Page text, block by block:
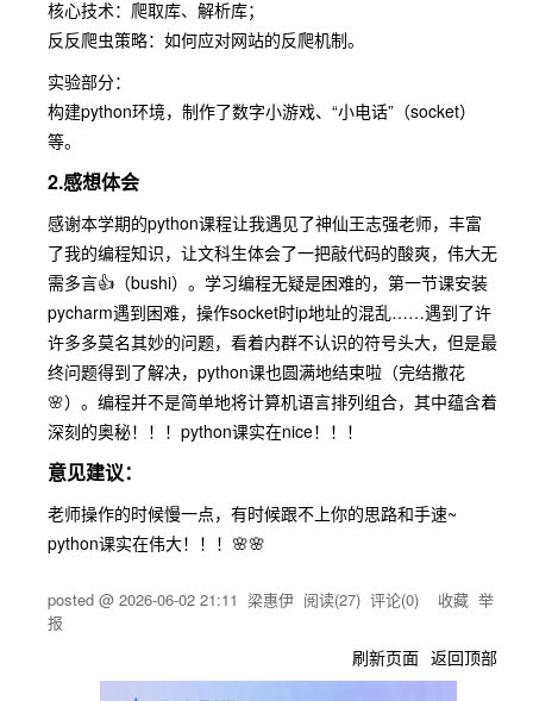
核心技术：爬取库、解析库；
反反爬虫策略：如何应对网站的反爬机制。
实验部分：
构建python环境，制作了数字小游戏、“小电话”（socket）
等。
2.感想体会
感谢本学期的python课程让我遇见了神仙王志强老师，丰富
了我的编程知识，让文科生体会了一把敲代码的酸爽，伟大无
需多言👍（bushi）。学习编程无疑是困难的，第一节课安装
pycharm遇到困难，操作socket时ip地址的混乱……遇到了许
许多多莫名其妙的问题，看着内群不认识的符号头大，但是最
终问题得到了解决，python课也圆满地结束啦（完结撒花
🌸）。编程并不是简单地将计算机语言排列组合，其中蕴含着
深刻的奥秘！！！python课实在nice！！！
意见建议：
老师操作的时候慢一点，有时候跟不上你的思路和手速~
python课实在伟大！！！🌸🌸
posted @ 2026-06-02 21:11 梁惠伊 阅读(27) 评论(0) 收藏 举
报
刷新页面 返回顶部